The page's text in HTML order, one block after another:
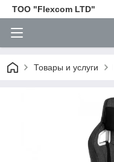
ТОО "Flexcom LTD"
Товары и услуги